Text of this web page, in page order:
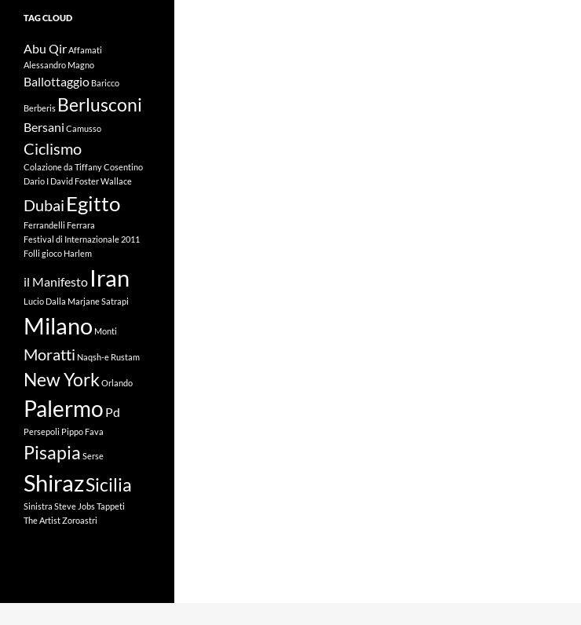
TAG CLOUD
Abu QirAffamati
Alessandro Magno
Ballottaggio Baricco
Berberis Berlusconi
Bersani Camusso
Ciclismo
Colazione da TiffanyCosentino
Dario I David Foster Wallace
Dubai Egitto
Ferrandelli Ferrara
Festival di Internazionale 2011
Folli gioco Harlem
il Manifesto Iran
Lucio Dalla Marjane Satrapi
Milano Monti
Moratti Naqsh-e Rustam
New York Orlando
Palermo Pd
Persepoli Pippo Fava
Pisapia Serse
ShirazSicilia
Sinistra Steve JobsTappeti
The ArtistZoroastri